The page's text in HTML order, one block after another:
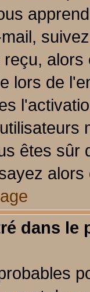
lors de
êtes sûr
dans le